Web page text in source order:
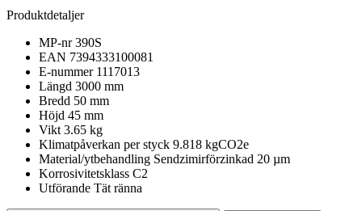
Produktdetaljer
MP-nr 390S
EAN 7394333100081
E-nummer 1117013
Längd 3000 mm
Bredd 50 mm
Höjd 45 mm
Vikt 3.65 kg
Klimatpåverkan per styck 9.818 kgCO2e
Material/ytbehandling Sendzimirförzinkad 20 µm
Korrosivitetsklass C2
Utförande Tät ränna